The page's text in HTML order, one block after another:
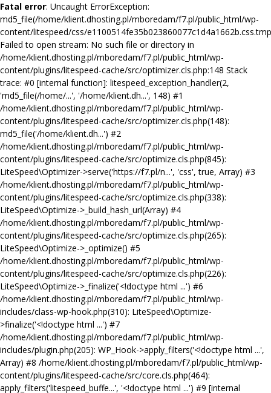
Fatal error: Uncaught ErrorException:
md5_file(/home/klient.dhosting.pl/mboredam/f7.pl/public_html/wp-
content/litespeed/css/
Failed to open stream: No such file or directory in
/home/klient.dhosting.pl/mboredam/f7.pl/public_html/wp-
content/plugins/litespeed-cache/src/optimizer.cls.php:148 Stack
trace: #0 [internal function]: litespeed_exception_handler(2,
'md5_file(/home/...', '/home/klient.dh...', 148) #1
/home/klient.dhosting.pl/mboredam/f7.pl/public_html/wp-
content/plugins/litespeed-cache/src/optimizer.cls.php(148):
md5_file('/home/klient.dh...') #2
/home/klient.dhosting.pl/mboredam/f7.pl/public_html/wp-
content/plugins/litespeed-cache/src/optimize.cls.php(845):
LiteSpeed\Optimizer->serve('https://f7.pl/n...', 'css', true, Array) #3
/home/klient.dhosting.pl/mboredam/f7.pl/public_html/wp-
content/plugins/litespeed-cache/src/optimize.cls.php(338):
LiteSpeed\Optimize->_build_hash_url(Array) #4
/home/klient.dhosting.pl/mboredam/f7.pl/public_html/wp-
content/plugins/litespeed-cache/src/optimize.cls.php(265):
LiteSpeed\Optimize->_optimize() #5
/home/klient.dhosting.pl/mboredam/f7.pl/public_html/wp-
content/plugins/litespeed-cache/src/optimize.cls.php(226):
LiteSpeed\Optimize->_finalize('<!doctype html ...') #6
/home/klient.dhosting.pl/mboredam/f7.pl/public_html/wp-
includes/class-wp-hook.php(310): LiteSpeed\Optimize-
>finalize('<!doctype html ...') #7
/home/klient.dhosting.pl/mboredam/f7.pl/public_html/wp-
includes/plugin.php(205): WP_Hook->apply_filters('<!doctype html ...',
Array) #8 /home/klient.dhosting.pl/mboredam/f7.pl/public_html/wp-
content/plugins/litespeed-cache/src/core.cls.php(464):
apply_filters('litespeed_buffe...', '<!doctype html ...') #9 [internal